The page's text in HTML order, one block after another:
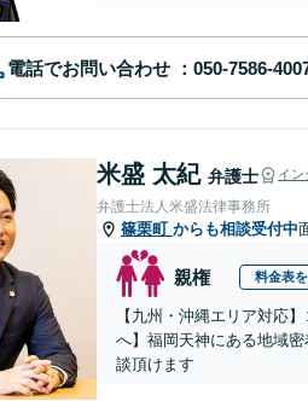
電話でお問い合わせ
米盛 太紀 弁護士 イン
弁護士法人米盛法律事務所
篠栗町 からも相談受付中
親権 料金表
【九州・沖縄エリア対応
へ】福岡天神にある地域
談頂けます